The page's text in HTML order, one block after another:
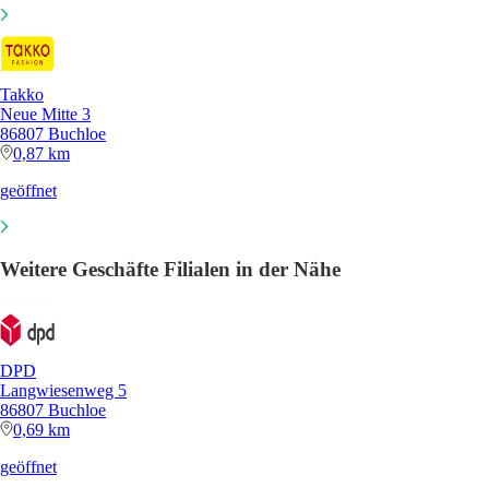
Takko
Neue Mitte 3
86807 Buchloe
0,87 km
geöffnet
Weitere Geschäfte Filialen in der Nähe
DPD
Langwiesenweg 5
86807 Buchloe
0,69 km
geöffnet